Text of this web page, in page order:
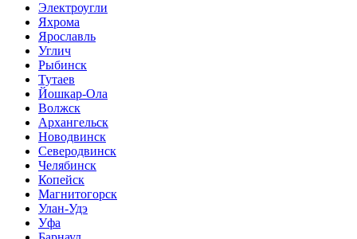
Электроугли
Яхрома
Ярославль
Углич
Рыбинск
Тутаев
Йошкар-Ола
Волжск
Архангельск
Новодвинск
Северодвинск
Челябинск
Копейск
Магнитогорск
Улан-Удэ
Уфа